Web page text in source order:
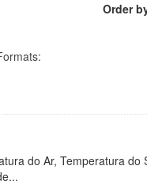
Order
do Ar, Temperatura do